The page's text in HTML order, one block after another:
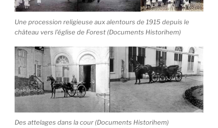
Une procession religieuse aux alentours de 1915 depuis le
château vers l’église de Forest (Documents Historihem)
Des attelages dans la cour (Documents Historihem)